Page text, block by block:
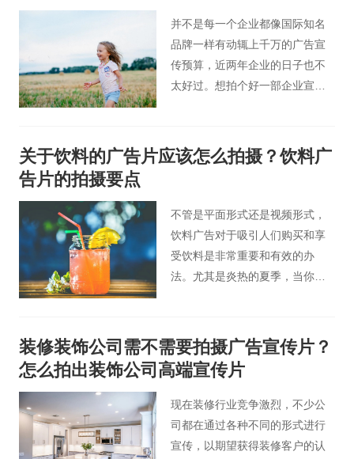
并不是每一个企业都像国际知名
品牌一样有动辄上千万的广告宣
传预算，近两年企业的日子也不
太好过。想拍个好一部企业宣传
关于饮料的广告片应该怎么拍摄？饮料广
告片的拍摄要点
不管是平面形式还是视频形式，
饮料广告对于吸引人们购买和享
受饮料是非常重要和有效的办
法。尤其是炎热的夏季，当你看
立马享受这些饮料呢。
装修装饰公司需不需要拍摄广告宣传片？
怎么拍出装饰公司高端宣传片
现在装修行业竞争激烈，不少公
司都在通过各种不同的形式进行
宣传，以期望获得装修客户的认